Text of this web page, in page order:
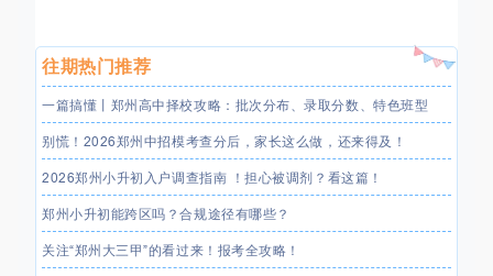
往期热门推荐
一篇搞懂丨郑州高中择校攻略：批次分布、录取分数、特色班型
别慌！2026郑州中招模考查分后，家长这么做，还来得及！
2026郑州小升初入户调查指南 ！担心被调剂？看这篇！
郑州小升初能跨区吗？合规途径有哪些？
关注“郑州大三甲”的看过来！报考全攻略！